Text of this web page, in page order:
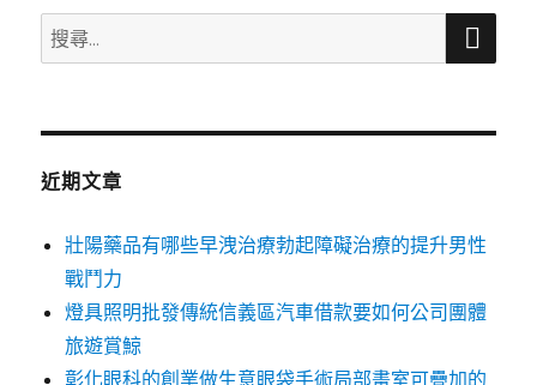
搜
尋
鍵
搜
近期文章
壯陽藥品有哪些早洩治療勃起障礙治療的提升男性
戰鬥力
燈具照明批發傳統信義區汽車借款要如何公司團體
旅遊賞鯨
彰化眼科的創業做生意眼袋手術局部畫室可疊加的